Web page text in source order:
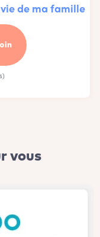
de ma famille
vous